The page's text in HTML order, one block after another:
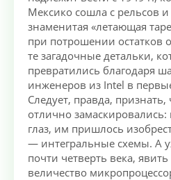
Мексико сошла с рельсов
знаменитая «летающая
при потрошении
те загадочные детальки,
превратились благодаря
инженеров из Intel в
Следует, правда,
отлично замаскировались:
глаз, им пришлось
— интегральные схемы. А
почти четверть века,
величество